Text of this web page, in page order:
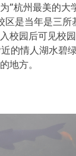
”杭州最美的大
区是当年是三所
校园后可见校
的情人湖水碧
地方。